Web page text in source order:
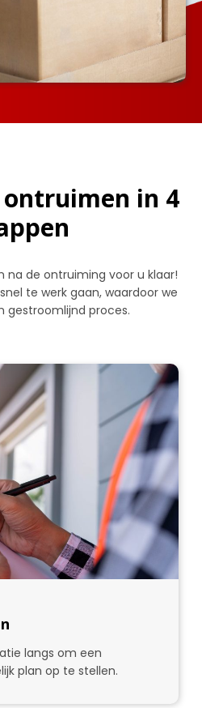
in 4
na de ontruiming voor u klaar!
te werk gaan, waardoor we
gestroomlijnd proces.
langs om een
plan op te stellen.